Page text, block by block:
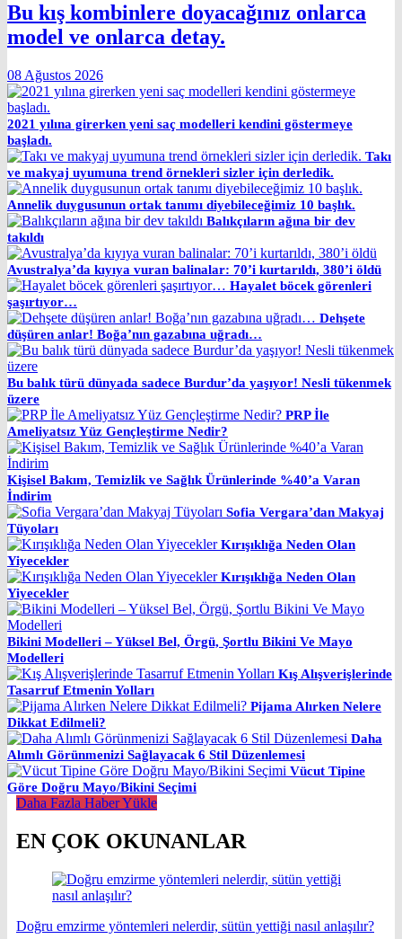
Bu kış kombinlere doyacağınız onlarca
model ve onlarca detay.
08 Ağustos 2026
2021 yılına girerken yeni saç modelleri kendini göstermeye
başladı.
Takı
ve makyaj uyumuna trend örnekleri sizler için derledik.
Annelik duygusunun ortak tanımı diyebileceğimiz 10 başlık.
Balıkçıların ağına bir dev
takıldı
Avustralya’da kıyıya vuran balinalar: 70’i kurtarıldı, 380’i öldü
Hayalet böcek görenleri
şaşırtıyor…
Dehşete
düşüren anlar! Boğa’nın gazabına uğradı…
Bu balık türü dünyada sadece Burdur’da yaşıyor! Nesli tükenmek
üzere
PRP İle
Ameliyatsız Yüz Gençleştirme Nedir?
Kişisel Bakım, Temizlik ve Sağlık Ürünlerinde %40’a Varan
İndirim
Sofia Vergara’dan Makyaj
Tüyoları
Kırışıklığa Neden Olan
Yiyecekler
Kırışıklığa Neden Olan
Yiyecekler
Bikini Modelleri – Yüksel Bel, Örgü, Şortlu Bikini Ve Mayo
Modelleri
Kış Alışverişlerinde
Tasarruf Etmenin Yolları
Pijama Alırken Nelere
Dikkat Edilmeli?
Daha
Alımlı Görünmenizi Sağlayacak 6 Stil Düzenlemesi
Vücut Tipine
Göre Doğru Mayo/Bikini Seçimi
Daha Fazla Haber Yükle
EN ÇOK OKUNANLAR
Doğru emzirme yöntemleri nelerdir, sütün yettiği nasıl anlaşılır?